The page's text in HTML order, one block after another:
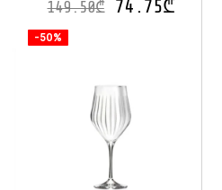
149.50₾ 74.75₾
-50%